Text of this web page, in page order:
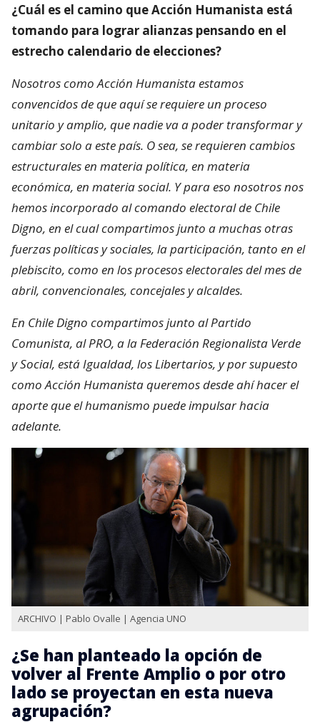
¿Cuál es el camino que Acción Humanista está
tomando para lograr alianzas pensando en el
estrecho calendario de elecciones?
Nosotros como Acción Humanista estamos
convencidos de que aquí se requiere un proceso
unitario y amplio, que nadie va a poder transformar y
cambiar solo a este país. O sea, se requieren cambios
estructurales en materia política, en materia
económica, en materia social. Y para eso nosotros nos
hemos incorporado al comando electoral de Chile
Digno, en el cual compartimos junto a muchas otras
fuerzas políticas y sociales, la participación, tanto en el
plebiscito, como en los procesos electorales del mes de
abril, convencionales, concejales y alcaldes.
En Chile Digno compartimos junto al Partido
Comunista, al PRO, a la Federación Regionalista Verde
y Social, está Igualdad, los Libertarios, y por supuesto
como Acción Humanista queremos desde ahí hacer el
aporte que el humanismo puede impulsar hacia
adelante.
ARCHIVO | Pablo Ovalle | Agencia UNO
¿Se han planteado la opción de
volver al Frente Amplio o por otro
lado se proyectan en esta nueva
agrupación?